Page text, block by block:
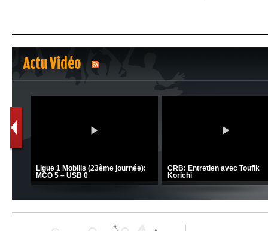
Actu Vidéo
1 2
CRB: Entretien avec Toufik
Korichi
Ligue 1 Mobilis (23ème journée):
MCO 5 – USB 0